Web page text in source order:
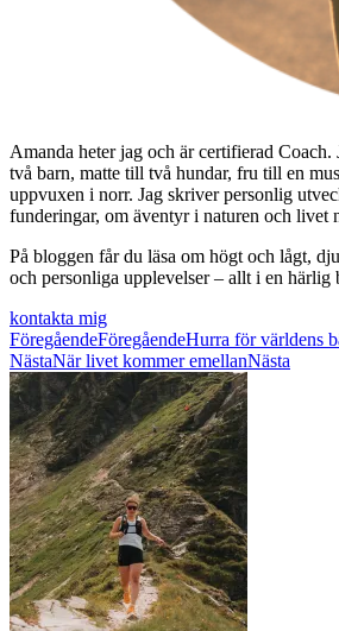
Amanda heter jag och är certifierad Coach.
två barn, matte till två hundar, fru till en
uppvuxen i norr. Jag skriver personlig
funderingar, om äventyr i naturen och livet
På bloggen får du läsa om högt och lågt,
och personliga upplevelser – allt i en härlig
kontakta mig
FöregåendeFöregåendeHurra för världens
NästaNär livet kommer emellanNästa